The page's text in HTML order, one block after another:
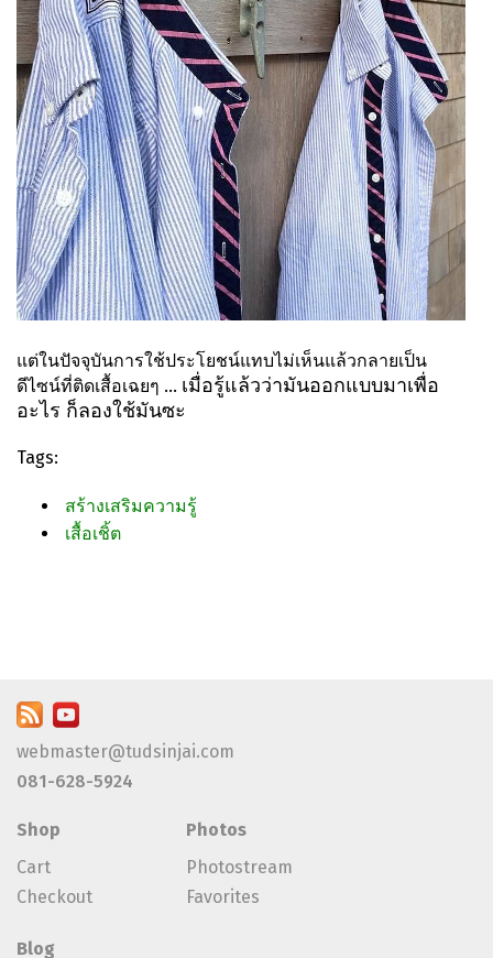
แต่ในปัจจุบันการใช้ประโยชน์แทบไม่เห็นแล้วกลายเป็น
ดีไซน์ที่ติดเสื้อเฉยๆ ... เมื่อรู้แล้วว่ามันออกแบบมาเพื่อ
อะไร ก็ลองใช้มันซะ
Tags:
สร้างเสริมความรู้
เสื้อเชิ้ต
webmaster@tudsinjai.com
081-628-5924
Shop
Cart
Checkout
Photos
Photostream
Favorites
Blog